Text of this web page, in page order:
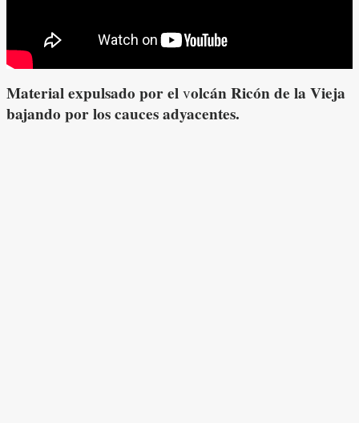
Material expulsado por el volcán Ricón de la Vieja
bajando por los cauces adyacentes.